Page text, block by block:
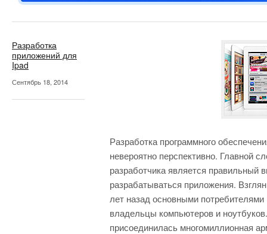
Разработка
приложений для
Ipad
Сентябрь 18, 2014
Разработка программного
невероятно перспективно. Главной
разработчика является правильный
разрабатываться приложения.
лет назад основными
владельцы компьютеров и ноутбуков.
присоединилась многомиллионная